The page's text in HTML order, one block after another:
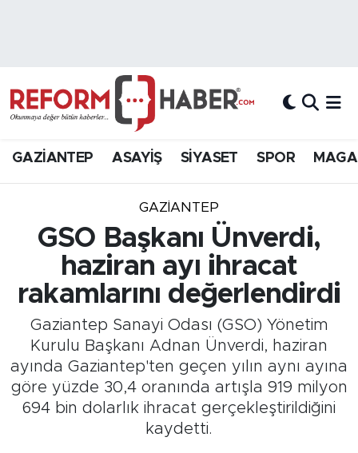
GAZİANTEP ASAYİŞ SİYASET SPOR
GAZIANTEP
GSO Başkanı Ünverdi,
haziran ayı ihracat
rakamlarını değerlendirdi
Gaziantep Sanayi Odası (GSO) Yönetim
Kurulu Başkanı Adnan Ünverdi, haziran
ayında Gaziantep'ten geçen yılın aynı ayına
göre yüzde 30,4 oranında artışla 919 milyon
694 bin dolarlık ihracat gerçekleştirildiğini
kaydetti.
Hava Durumu
Süper Lig Puan Durumu ve Fikstür
Son Dakika Haberleri
Haber Arşivi